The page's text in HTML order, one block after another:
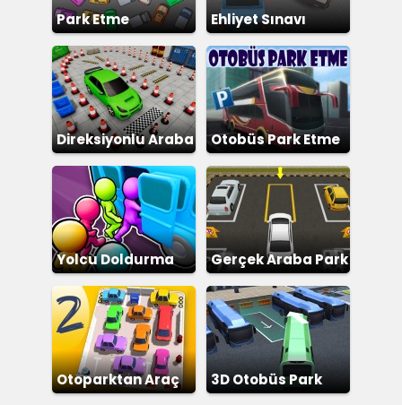
Park Etme
Bulmacası
Ehliyet Sınavı
Direksiyonlu Araba
Park Etme
Otobüs Park Etme
Yolcu Doldurma
Gerçek Araba Park
Etme 2
Otoparktan Araç
3D Otobüs Park